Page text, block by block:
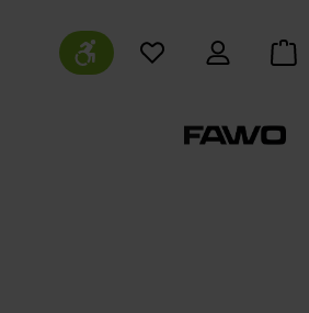
Werkzeugleiste anzeigen